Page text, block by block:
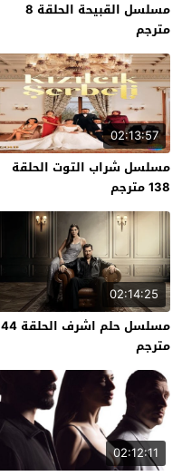
مسلسل القبيحة الحلقة 8
مترجم
02:13:57
مسلسل شراب التوت الحلقة
138 مترجم
02:14:25
مسلسل حلم اشرف الحلقة 44
مترجم
02:12:11